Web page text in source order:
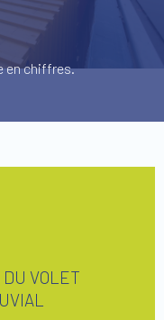
en chiffres.
VOLET